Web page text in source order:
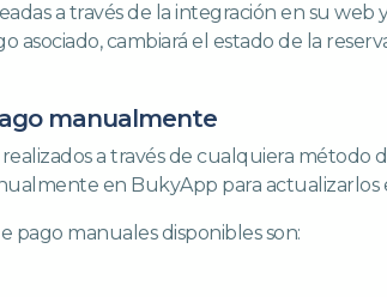
a través de la integración en su
asociado, cambiará el estado de la
manualmente
realizados a través de cualquiera método
en BukyApp para actualizarlos
pago manuales disponibles son: